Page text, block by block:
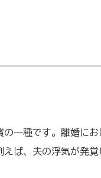
一種です。離婚に
ば、夫の浮気が発